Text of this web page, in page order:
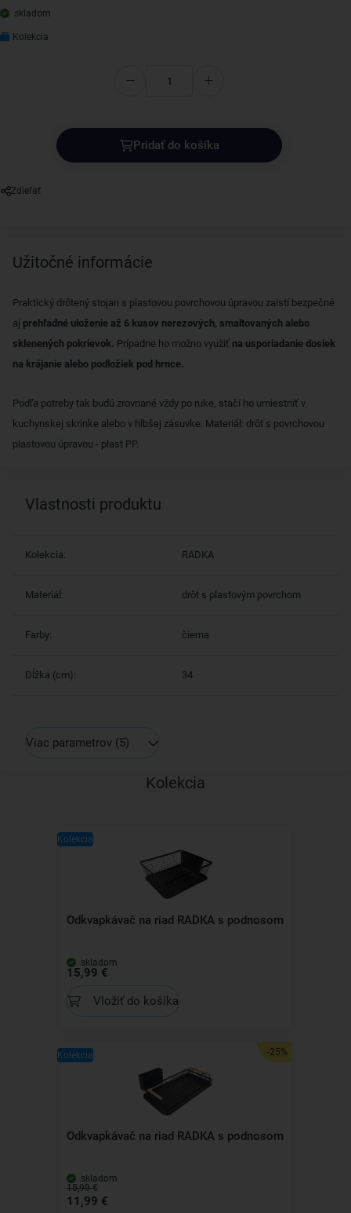
skladom
Kolekcia
Pridať do košíka
Zdieľať
Užitočné informácie
Praktický drôtený stojan s plastovou povrchovou úpravou zaistí bezpečné
aj prehľadné uloženie až 6 kusov nerezových, smaltovaných alebo
sklenených pokrievok. Prípadne ho možno využiť na usporiadanie dosiek
na krájanie alebo podložiek pod hrnce.
Podľa potreby tak budú zrovnané vždy po ruke, stačí ho umiestniť v
kuchynskej skrinke alebo v hlbšej zásuvke. Materiál: drôt s povrchovou
plastovou úpravou - plast PP.
Vlastnosti produktu
Kolekcia: RADKA
Materiál: drôt s plastovým povrchom
Farby: čierna
Dĺžka (cm): 34
Viac parametrov (5)
Kolekcia
Kolekcia
Odkvapkávač na riad RADKA s podnosom
skladom
15,99 €
Vložiť do košíka
-25%
Kolekcia
Odkvapkávač na riad RADKA s podnosom
skladom
15,99 €
11,99 €